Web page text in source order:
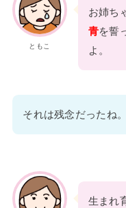
ともこ
お姉ち
青を誓
よ。
それは残念だったね。
生まれ